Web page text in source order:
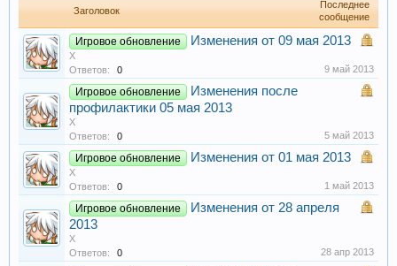
Заголовок
Последнее
сообщение
Игровое обновление Изменения от 09 мая 2013
X
Ответов:
0 9 май 2013
Игровое обновление
Изменения после
профилактики 05 мая 2013
X
Ответов:
0 5 май 2013
Игровое обновление Изменения от 01 мая 2013
X
Ответов:
0 1 май 2013
Игровое обновление
Изменения от 28 апреля
2013
X
Ответов:
0 28 апр 2013